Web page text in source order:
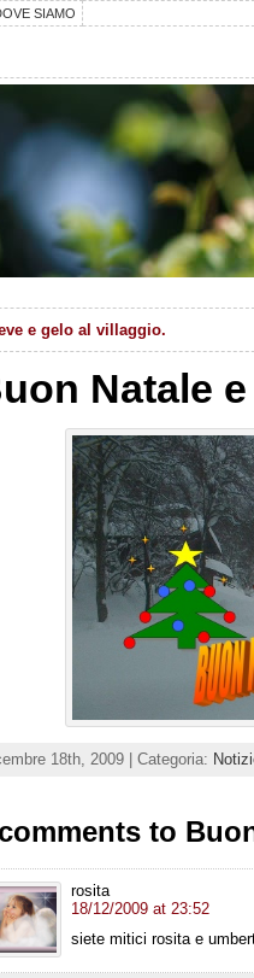
SIAMO
e gelo al villaggio.
Natale
18th, 2009 | Categoria:
to
rosita
18/12/2009 at 23:52
siete mitici rosita e